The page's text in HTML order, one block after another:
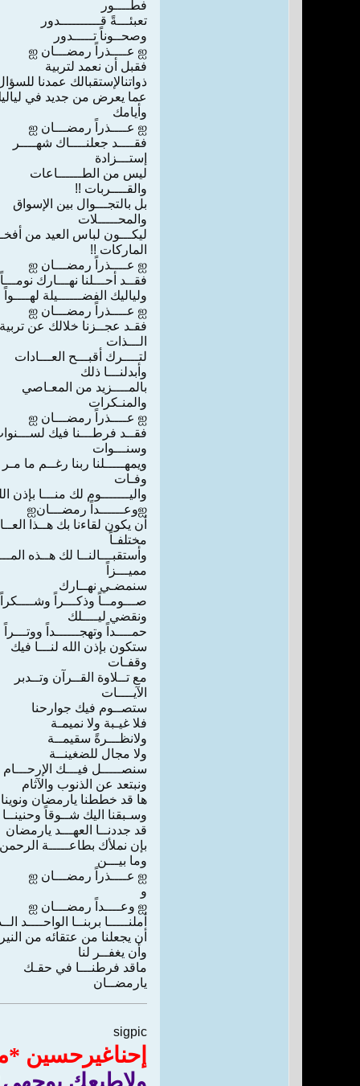
ﻓﻄــــﻮﺭ
ﺗﻌﺒﺌـــﺔً ﻗــــــــــﺪﻭﺭ
ﻭﺻﺤــﻮﻧﺎً ﺗـــــﺪﻭﺭ
ஐ ﻋــــﺬﺭﺍً ﺭﻣﻀـــﺎﻥ ஐ
ﻓﻘﺒﻞ ﺃﻥ ﻧﻌﻤﺪ ﻟﺘﺮﺑﻴﺔ
ﺫﻭﺍﺗﻨﺎﻹﺳﺘﻘﺒﺎﻟﻚ ﻋﻤﺪﻧﺎ
ﻋﻤﺎ ﻳﻌﺮﺽ ﻣﻦ ﺟﺪﻳﺪ ﻓﻲ
ﻭﺃﻳﺎﻣﻚ
ஐ ﻋــــﺬﺭﺍً ﺭﻣﻀـــﺎﻥ ஐ
ﻓﻘــــﺪ ﺟﻌﻠﻨــــﺎﻙ ﺷﻬــــﺮ
ﺇﺳﺘـــﺰﺍﺩﺓ
ﻟﻴﺲ ﻣﻦ ﺍﻟﻄــــــﺎﻋﺎﺕ
ﻭﺍﻟﻘــــﺮﺑﺎﺕ !!
ﺑﻞ ﺑﺎﻟﺘﺠـــﻮﺍﻝ ﺑﻴﻦ ﺍﻹﺳﻮﺍﻕ
ﻭﺍﻟﻤﺤـــــﻼﺕ
ﻟﻴﻜـــﻮﻥ ﻟﺒﺎﺱ ﺍﻟﻌﻴﺪ ﻣﻦ
ﺍﻟﻤﺎﺭﻛﺎﺕ !!
ஐ ﻋــــﺬﺭﺍً ﺭﻣﻀـــﺎﻥ ஐ
ﻓﻘــﺪ ﺃﺣـــﻠﻨﺎ ﻧﻬـــﺎﺭﻙ ﻧﻮﻣـــﺎً
ﻭﻟﻴﺎﻟﻴﻚ ﺍﻟﻔﻀــــــﻴﻠﺔ ﻟﻬــــﻮﺍً
ஐ ﻋــــﺬﺭﺍً ﺭﻣﻀـــﺎﻥ ஐ
ﻓﻘـﺪ ﻋﺠــﺰﻧﺎ ﺧﻼﻟﻚ ﻋﻦ ﺗﺮﺑﻴﺔ
ﺍﻟـــﺬﺍﺕ
ﻟﺘــــﺮﻙ ﺃﻗﺒـــﺢ ﺍﻟﻌـــﺎﺩﺍﺕ
ﻭﺃﺑﺪﻟﻨـــﺎ ﺫﻟﻚ
ﺑﺎﻟﻤــــﺰﻳﺪ ﻣﻦ ﺍﻟﻤﻌـﺎﺻﻲ
ﻭﺍﻟﻤﻨـﻜﺮﺍﺕ
ஐ ﻋــــﺬﺭﺍً ﺭﻣﻀـــﺎﻥ ஐ
ﻓﻘــﺪ ﻓﺮﻃـــﻨﺎ ﻓﻴﻚ
ﻭﺳﻨـــﻮﺍﺕ
ﻭﻳﻤﻬـــــﻠﻨﺎ ﺭﺑﻨﺎ ﺭﻏــﻢ ﻣﺎ ﻣـﺮ
ﻭﻓـﺎﺕ
ﻭﺍﻟﻴـــــــﻮﻡ ﻟﻚ ﻣﻨـــﺎ ﺑﺈﺫﻥ
ஐﻭﻋــــــﺪﺍً ﺭﻣﻀـــﺎﻥஐ
ﺃﻥ ﻳﻜﻮﻥ ﻟﻘﺎﺀﻧﺎ ﺑﻚ ﻫــﺬﺍ
ﻣﺨﺘﻠﻔـﺎً
ﻭﺃﺳﺘﻘﺒـــﺎﻟﻨــﺎ ﻟﻚ ﻫــﺬﻩ
ﻣﻤﻴـــﺰﺍً
ﺳﻨﻤﻀـﻲ ﻧﻬــﺎﺭﻙ
ﺻـــﻮﻣــﺎً ﻭﺫﻛـــﺮﺍً ﻭﺷــــﻜﺮﺍً
ﻭﻧﻘﻀﻲ ﻟﻴــــﻠﻚ
ﺣﻤــــﺪﺍً ﻭﺗﻬﺠــــــﺪﺍً ﻭﻭﺗـــﺮﺍً
ﺳﺘﻜﻮﻥ ﺑﺈﺫﻥ ﺍﻟﻠﻪ ﻟﻨـــﺎ ﻓﻴﻚ
ﻭﻗﻔـﺎﺕ
ﻣﻊ ﺗــﻼﻭﺓ ﺍﻟﻘــﺮﺁﻥ ﻭﺗــﺪﺑﺮ
ﺍﻵﻳــــﺎﺕ
ﺳﺘﺼــﻮﻡ ﻓﻴﻚ ﺟﻮﺍﺭﺣﻨﺎ
ﻓﻼ ﻏﻴـﺒﺔ ﻭﻻ ﻧﻤﻴﻤـﺔ
ﻭﻻﻧﻈـــﺮﺓً ﺳﻘﻴﻤــﺔ
ﻭﻻ ﻣﺠﺎﻝ ﻟﻠﻀﻐﻴﻨــﺔ
ﺳﻨﺼـــــﻞ ﻓﻴـــﻚ ﺍﻹﺭﺣـــﺎﻡ
ﻭﻧﺒﺘﻌﺪ ﻋﻦ ﺍﻟﺬﻧﻮﺏ ﻭﺍﻵﺛﺎﻡ
ﻫﺎ ﻗﺪ ﺧﻄﻄﻨﺎ ﻳﺎﺭﻣﻀﺎﻥ ﻭﻧﻮﻳﻨﺎ
ﻭﺳـﺒﻘﻨﺎ ﺍﻟﻴﻚ ﺷــﻮﻗﺎً ﻭﺣﻨﻴﻨــﺎ
ﻗﺪ ﺟﺪﺩﻧــﺎ ﺍﻟﻌﻬـــﺪ ﻳﺎﺭﻣﻀﺎﻥ
ﺑﺈﻥ ﻧﻤﻸﻙ ﺑﻄﺎﻋـــــﺔ ﺍﻟﺮﺣﻤﻦ
ﻭﻣﺎ ﺑﻴـــﻦ
ஐ ﻋــــﺬﺭﺍً ﺭﻣﻀـــﺎﻥ ஐ
ﻭ
ஐ ﻭﻋــــﺪﺍً ﺭﻣﻀـــﺎﻥ ஐ
ﺃﻣﻠﻨـــــﺎ ﺑﺮﺑﻨــﺎ ﺍﻟﻮﺍﺣــــﺪ
ﺃﻥ ﻳﺠﻌﻠﻨﺎ ﻣﻦ ﻋﺘﻘﺎﺋﻪ ﻣﻦ
ﻭﺃﻥ ﻳﻐﻔــﺮ ﻟﻨﺎ
ﻣﺎﻗﺪ ﻓﺮﻃﻨـــﺎ ﻓﻲ ﺣﻘـﻚ
ﻳﺎﺭﻣﻀــﺎﻥ
sigpic
إحناغيرحسين